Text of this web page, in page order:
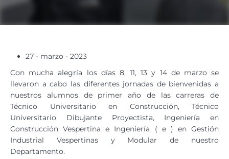
27 - marzo - 2023
Con mucha alegría los días 8, 11, 13 y 14 de marzo se
llevaron a cabo las diferentes jornadas de bienvenidas a
nuestros alumnos de primer año de las carreras de
Técnico Universitario en Construcción, Técnico
Universitario Dibujante Proyectista, Ingeniería en
Construcción Vespertina e Ingeniería ( e ) en Gestión
Industrial Vespertinas y Modular de nuestro
Departamento.